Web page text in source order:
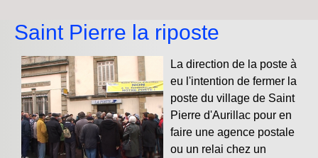
Saint Pierre la riposte
La direction de la poste à
eu l'intention de fermer la
poste du village de Saint
Pierre d'Aurillac pour en
faire une agence postale
ou un relai chez un